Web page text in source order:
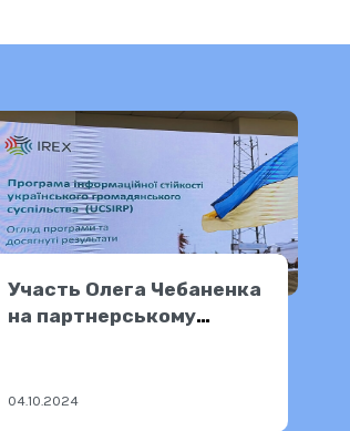
Участь Олега Чебаненка
на партнерському
04.10.2024